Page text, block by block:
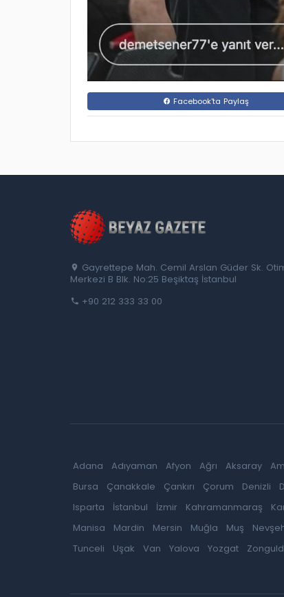
Facebook'ta Paylaş
Gayrettepe Mah. Cemil Arslan Güder Sk.
Merkezi B Blk. No:25 Beşiktaş İstanbul
+90 212 333 33 00
Adana Adıyaman Afyon Ağrı Aksaray
Bursa
Çanakkale Çankırı Çorum Denizli
Isparta
İstanbul İzmir Kahramanmaraş
Manisa
Mardin Mersin Muğla Muş
Tunceli
Uşak Van Yalova Yozgat